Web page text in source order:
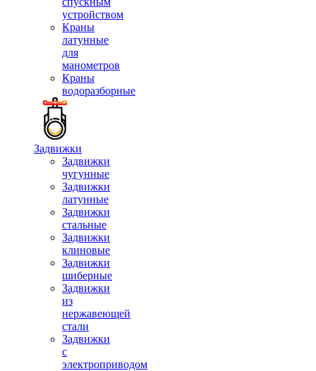
устройством
Краны
латунные
для
манометров
Краны
водоразборные
Задвижки
Задвижки
чугунные
Задвижки
латунные
Задвижки
стальные
Задвижки
клиновые
Задвижки
шиберные
Задвижки
из
нержавеющей
стали
Задвижки
с
электроприводом